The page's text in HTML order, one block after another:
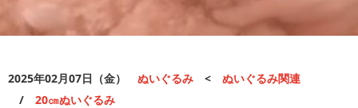
2025年02月07日（金） ぬいぐるみ < ぬいぐるみ関連
/ 20㎝ぬいぐるみ